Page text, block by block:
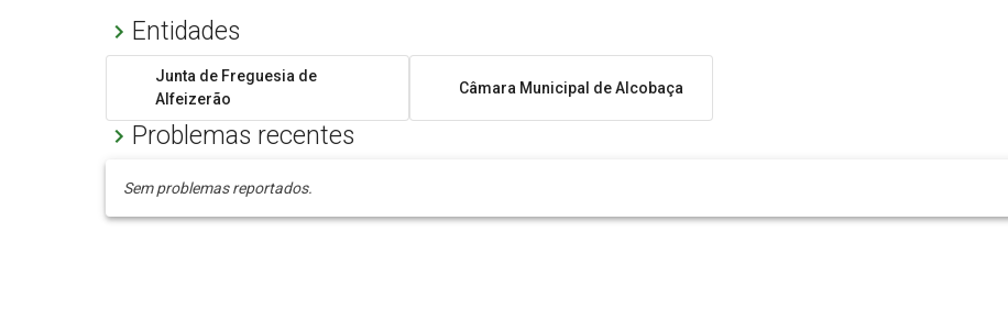
Entidades
Junta de Freguesia de
Alfeizerão
Câmara Municipal de Alcobaça
Problemas recentes
Sem problemas reportados.